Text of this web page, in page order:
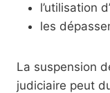
l’utilisation
les
La suspension
judiciaire peut